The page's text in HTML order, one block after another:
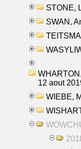
STONE,
SWAN,
12 aout
WIEBE,